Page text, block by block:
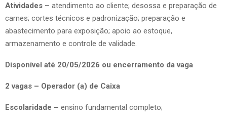
Atividades – atendimento ao cliente; desossa e preparação de
carnes; cortes técnicos e padronização; preparação e
abastecimento para exposição; apoio ao estoque,
armazenamento e controle de validade.
Disponível até 20/05/2026 ou encerramento da vaga
2 vagas – Operador (a) de Caixa
Escolaridade – ensino fundamental completo;